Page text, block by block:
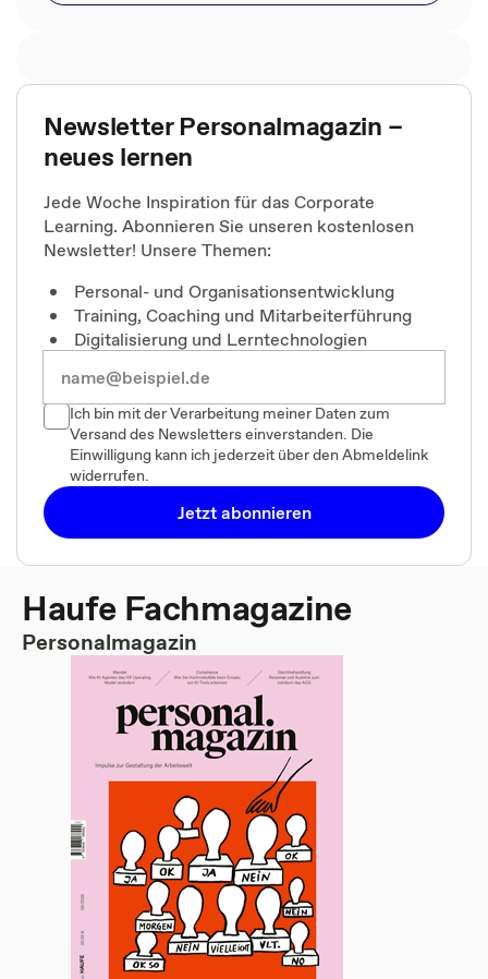
Newsletter Personalmagazin –
neues lernen
Jede Woche Inspiration für das Corporate
Learning. Abonnieren Sie unseren kostenlosen
Newsletter! Unsere Themen:
Personal- und Organisationsentwicklung
Training, Coaching und Mitarbeiterführung
Digitalisierung und Lerntechnologien
Ich bin mit der Verarbeitung meiner Daten zum
Versand des Newsletters einverstanden. Die
Einwilligung kann ich jederzeit über den Abmeldelink
widerrufen.
Jetzt abonnieren
Haufe Fachmagazine
Personalmagazin